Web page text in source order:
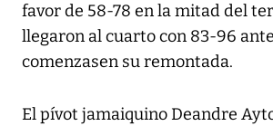
favor de 58-78 en la mitad del
llegaron al cuarto con 83-96
comenzasen su remontada.
El pívot jamaiquino Deandre